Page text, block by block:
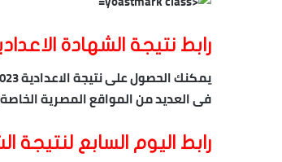
رابط نتيجة الشهادة الاعدادية
فى العديد من المواقع المصرية الخاصة
رابط اليوم السابع لنتيجة